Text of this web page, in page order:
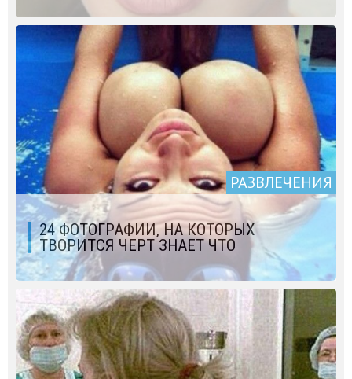
РАЗВЛЕЧЕНИЯ
24 ФОТОГРАФИИ, НА КОТОРЫХ
ТВОРИТСЯ ЧЕРТ ЗНАЕТ ЧТО